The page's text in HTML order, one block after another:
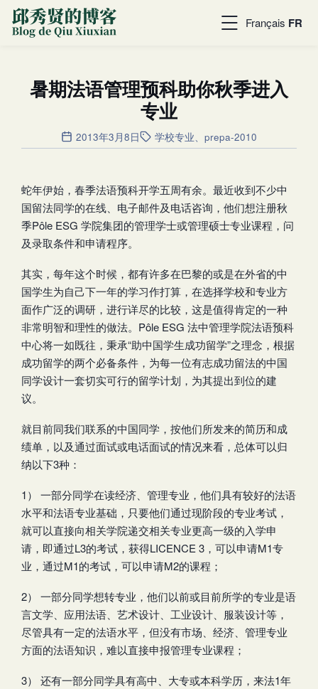
Français FR
暑期法语管理预科助你秋季进入
专业
2013年3月8日 学校专业 、prepa-2010
蛇年伊始，春季法语预科开学五周有余。最近收到不少中
国留法同学的在线、电子邮件及电话咨询，他们想注册秋
季Pôle ESG 学院集团的管理学士或管理硕士专业课程，问
及录取条件和申请程序。
其实，每年这个时候，都有许多在巴黎的或是在外省的中
国学生为自己下一年的学习作打算，在选择学校和专业方
面作广泛的调研，进行详尽的比较，这是值得肯定的一种
非常明智和理性的做法。Pôle ESG 法中管理学院法语预科
中心将一如既往，秉承“助中国学生成功留学”之理念，根据
成功留学的两个必备条件，为每一位有志成功留法的中国
同学设计一套切实可行的留学计划，为其提出到位的建
议。
就目前同我们联系的中国同学，按他们所发来的简历和成
绩单，以及通过面试或电话面试的情况来看，总体可以归
纳以下3种：
1） 一部分同学在读经济、管理专业，他们具有较好的法语
水平和法语专业基础，只要他们通过现阶段的专业考试，
就可以直接向相关学院递交相关专业更高一级的入学申
请，即通过L3的考试，获得LICENCE 3，可以申请M1专
业，通过M1的考试，可以申请M2的课程；
2） 一部分同学想转专业，他们以前或目前所学的专业是语
言文学、应用法语、艺术设计、工业设计、服装设计等，
尽管具有一定的法语水平，但没有市场、经济、管理专业
方面的法语知识，难以直接申报管理专业课程；
3） 还有一部分同学具有高中、大专或本科学历，来法1年